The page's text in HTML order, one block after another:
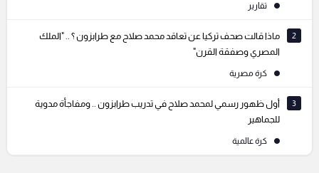
تقارير
2
ماذا قالت صحف تركيا عن تعاقد محمد صلاح مع طرابزون ؟ .. "الملك
المصري وصفقة القرن"
كرة مصرية
3
أول ظهور رسمي لمحمد صلاح في تدريب طرابزون .. ومفاجأة مدوية
للجماهير
كرة عالمية